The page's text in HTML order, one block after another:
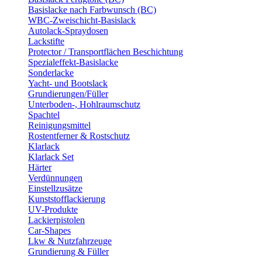
Basislacke nach Farbwunsch (BC)
WBC-Zweischicht-Basislack
Autolack-Spraydosen
Lackstifte
Protector / Transportflächen Beschichtung
Spezialeffekt-Basislacke
Sonderlacke
Yacht- und Bootslack
Grundierungen/Füller
Unterboden-, Hohlraumschutz
Spachtel
Reinigungsmittel
Rostentferner & Rostschutz
Klarlack
Klarlack Set
Härter
Verdünnungen
Einstellzusätze
Kunststofflackierung
UV-Produkte
Lackierpistolen
Car-Shapes
Lkw & Nutzfahrzeuge
Grundierung & Füller